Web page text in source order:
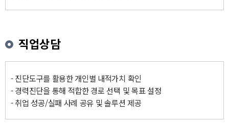
직업상담
- 진단도구를 활용한 개인별 내적가치 확인
- 경력진단을 통해 적합한 경로 선택 및 목표 설정
- 취업 성공/실패 사례 공유 및 솔루션 제공